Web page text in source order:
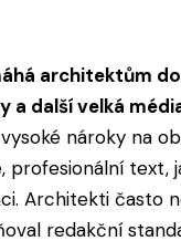
architektům
a další velká
nároky na
profesionální text,
Architekti často
redakční